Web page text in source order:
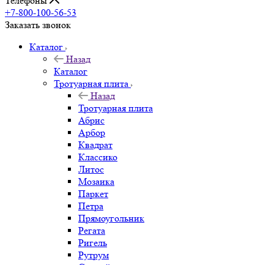
+7-800-100-56-53
Заказать звонок
Каталог
Назад
Каталог
Тротуарная плита
Назад
Тротуарная плита
Абрис
Арбор
Квадрат
Классико
Литос
Мозаика
Паркет
Петра
Прямоугольник
Регата
Ригель
Рутрум